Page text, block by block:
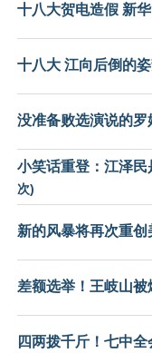
十八大贺电造假 新
十八大 江向后倒的
没准备败选演说的罗
小笑话重登：江泽
次)
新的风暴将再次重创
差额选举！王岐山被
四两拨千斤！七中